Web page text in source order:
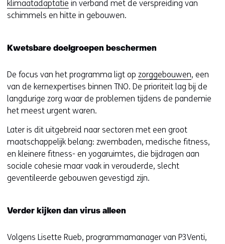
klimaatadaptatie in verband met de verspreiding van
schimmels en hitte in gebouwen.
Kwetsbare doelgroepen beschermen
De focus van het programma ligt op zorggebouwen, een
van de kernexpertises binnen TNO. De prioriteit lag bij de
langdurige zorg waar de problemen tijdens de pandemie
het meest urgent waren.
Later is dit uitgebreid naar sectoren met een groot
maatschappelijk belang: zwembaden, medische fitness,
en kleinere fitness- en yogaruimtes, die bijdragen aan
sociale cohesie maar vaak in verouderde, slecht
geventileerde gebouwen gevestigd zijn.
Verder kijken dan virus alleen
Volgens Lisette Rueb, programmamanager van P3Venti,